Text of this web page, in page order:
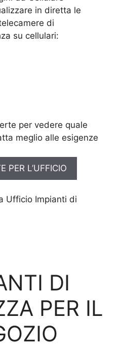
in diretta le
di
su cellulari:
per vedere quale
meglio alle esigenze
PER L’UFFICIO
Impianti di
DI
PER IL